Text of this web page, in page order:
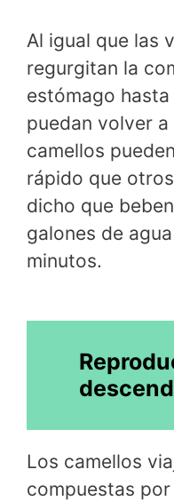
Al igual que las
regurgitan la
estómago
puedan volver
camellos
rápido que
dicho que
galones de
minutos.
Los camellos
compuestas